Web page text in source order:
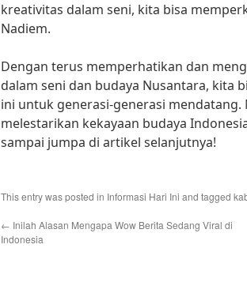
kreativitas dalam seni, kita bisa
Nadiem.
Dengan terus memperhatikan dan
dalam seni dan budaya Nusantara, kita
ini untuk generasi-generasi
melestarikan kekayaan budaya
sampai jumpa di artikel selanjutnya!
This entry was posted in Informasi Hari Ini and tagged
← Inilah Alasan Mengapa Wow Berita Sedang Viral di
Indonesia